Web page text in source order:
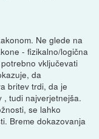
Ne glede na
- fizikalno/logična
vključevati
da
britev trdi, da je
, tudi najverjetnejša.
se lahko
Breme dokazovanja